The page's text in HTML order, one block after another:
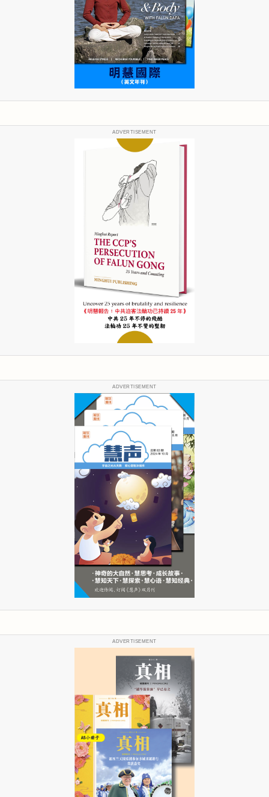
ADVERTISEMENT
ADVERTISEMENT
ADVERTISEMENT